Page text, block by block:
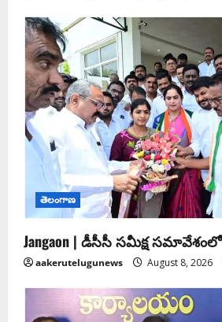
తెలంగాణ
Jangaon | డీసీసీ సమీక్ష
aakerutelugunews August 8, 2026